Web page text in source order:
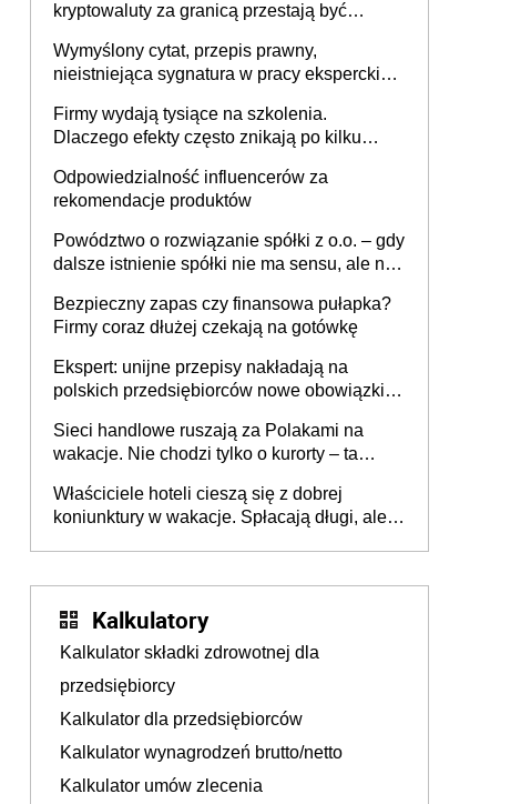
kryptowaluty za granicą przestają być
Wymyślony cytat, przepis prawny,
nieistniejąca sygnatura w pracy eksperckiej -
firmie
Firmy wydają tysiące na szkolenia.
Dlaczego efekty często znikają po kilku
Odpowiedzialność influencerów za
rekomendacje produktów
Powództwo o rozwiązanie spółki z o.o. – gdy
dalsze istnienie spółki nie ma sensu, ale nie
Bezpieczny zapas czy finansowa pułapka?
Firmy coraz dłużej czekają na gotówkę
Ekspert: unijne przepisy nakładają na
polskich przedsiębiorców nowe obowiązki w
Sieci handlowe ruszają za Polakami na
wakacje. Nie chodzi tylko o kurorty – ta
tam, gdzie wielu spędzi urlop po cichu
Właściciele hoteli cieszą się z dobrej
koniunktury w wakacje. Spłacają długi, ale
Kalkulatory
Kalkulator składki zdrowotnej dla
przedsiębiorcy
Kalkulator dla przedsiębiorców
Kalkulator wynagrodzeń brutto/netto
Kalkulator umów zlecenia